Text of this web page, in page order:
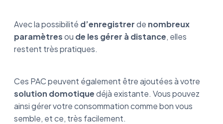
Avec la possibilité d’enregistrerde nombreux
paramètresou de les gérer à distance, elles
restent très pratiques.
Ces PAC peuvent également être ajoutées à votre
solution domotiquedéjà existante. Vous pouvez
ainsi gérer votre consommation comme bon vous
semble, et ce, très facilement.